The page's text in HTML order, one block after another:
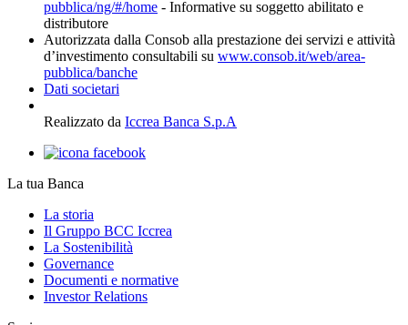
pubblica/ng/#/home - Informative su soggetto abilitato e
distributore
Autorizzata dalla Consob alla prestazione dei servizi e attività
d’investimento consultabili su www.consob.it/web/area-
pubblica/banche
Dati societari
Realizzato da Iccrea Banca S.p.A
La tua Banca
La storia
Il Gruppo BCC Iccrea
La Sostenibilità
Governance
Documenti e normative
Investor Relations